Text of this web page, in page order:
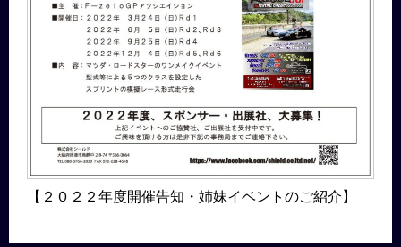
【２０２２年度開催告知・姉妹イベントのご紹介】